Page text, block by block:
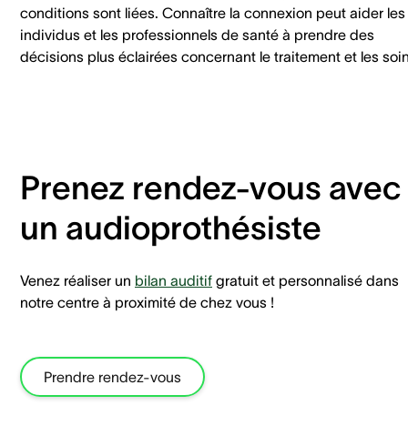
conditions sont liées. Connaître la connexion peut aider les
individus et les professionnels de santé à prendre des
décisions plus éclairées concernant le traitement et les
Prenez rendez-vous avec
un audioprothésiste
Venez réaliser un bilan auditif gratuit et personnalisé dans
notre centre à proximité de chez vous !
Prendre rendez-vous